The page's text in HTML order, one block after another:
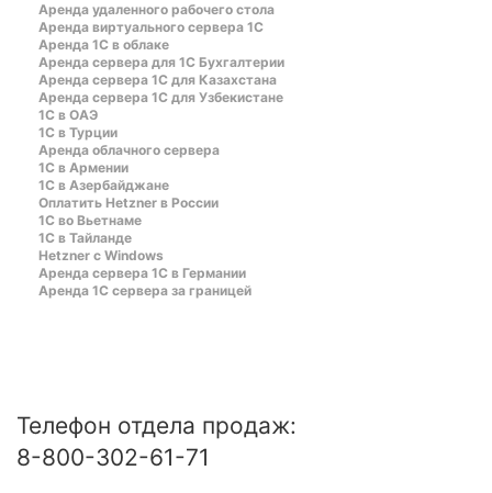
Аренда удаленного рабочего стола
Аренда виртуального сервера 1С
Аренда 1С в облаке
Аренда сервера для 1С Бухгалтерии
Аренда сервера 1С для Казахстана
Аренда сервера 1С для Узбекистане
1C в ОАЭ
1C в Турции
Аренда облачного сервера
1С в Армении
1С в Азербайджане
Оплатить Hetzner в России
1С во Вьетнаме
1С в Тайланде
Hetzner c Windows
Аренда сервера 1С в Германии
Аренда 1С сервера за границей
Телефон отдела продаж:
8-800-302-61-71